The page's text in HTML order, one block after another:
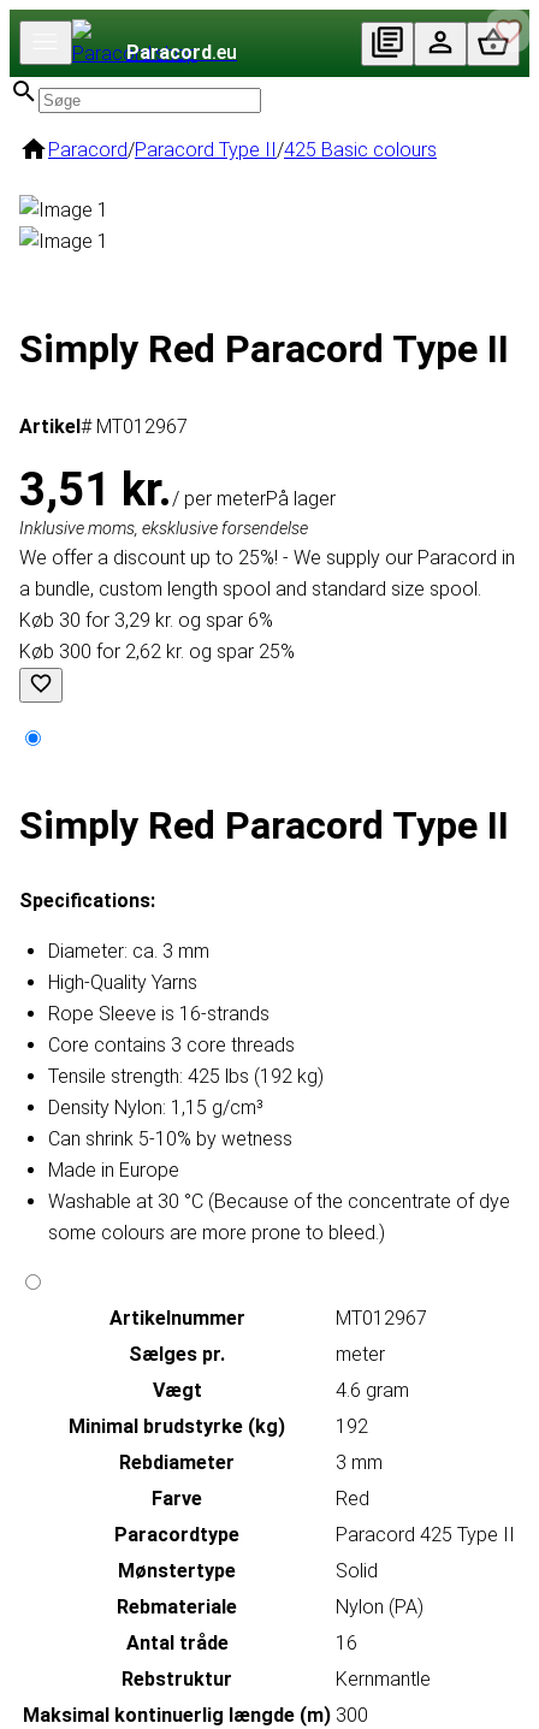
Paracord.eu
Paracord/Paracord Type II/425 Basic colours
Simply Red Paracord Type II
Artikel# MT012967
3,51 kr./ per meterPå lager
Inklusive moms, eksklusive forsendelse
We offer a discount up to 25%! - We supply our Paracord in
a bundle, custom length spool and standard size spool.
Køb 30 for 3,29 kr. og spar 6%
Køb 300 for 2,62 kr. og spar 25%
Simply Red Paracord Type II
Specifications:
Diameter: ca. 3 mm
High-Quality Yarns
Rope Sleeve is 16-strands
Core contains 3 core threads
Tensile strength: 425 lbs (192 kg)
Density Nylon: 1,15 g/cm³
Can shrink 5-10% by wetness
Made in Europe
Washable at 30 °C (Because of the concentrate of dye
some colours are more prone to bleed.)
Artikelnummer
MT012967
Sælges pr.
meter
Vægt
4.6 gram
Minimal brudstyrke (kg)
192
Rebdiameter
3 mm
Farve
Red
Paracordtype
Paracord 425 Type II
Mønstertype
Solid
Rebmateriale
Nylon (PA)
Antal tråde
16
Rebstruktur
Kernmantle
Maksimal kontinuerlig længde (m) 300